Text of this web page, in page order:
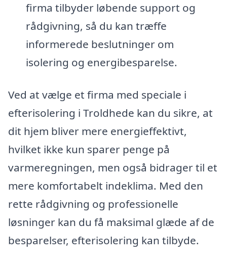
firma tilbyder løbende support og
rådgivning, så du kan træffe
informerede beslutninger om
isolering og energibesparelse.
Ved at vælge et firma med speciale i
efterisolering i Troldhede kan du sikre, at
dit hjem bliver mere energieffektivt,
hvilket ikke kun sparer penge på
varmeregningen, men også bidrager til et
mere komfortabelt indeklima. Med den
rette rådgivning og professionelle
løsninger kan du få maksimal glæde af de
besparelser, efterisolering kan tilbyde.